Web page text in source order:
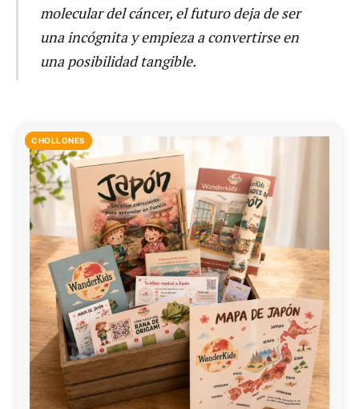
molecular del cáncer, el futuro deja de ser
una incógnita y empieza a convertirse en
una posibilidad tangible.
CHOLLONES